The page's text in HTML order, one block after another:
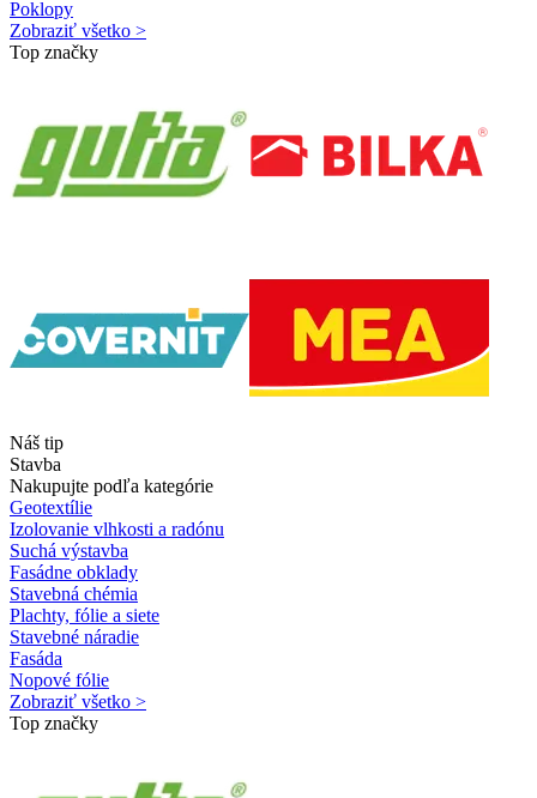
Poklopy
Zobraziť všetko >
Top značky
Náš tip
Stavba
Nakupujte podľa kategórie
Geotextílie
Izolovanie vlhkosti a radónu
Suchá výstavba
Fasádne obklady
Stavebná chémia
Plachty, fólie a siete
Stavebné náradie
Fasáda
Nopové fólie
Zobraziť všetko >
Top značky